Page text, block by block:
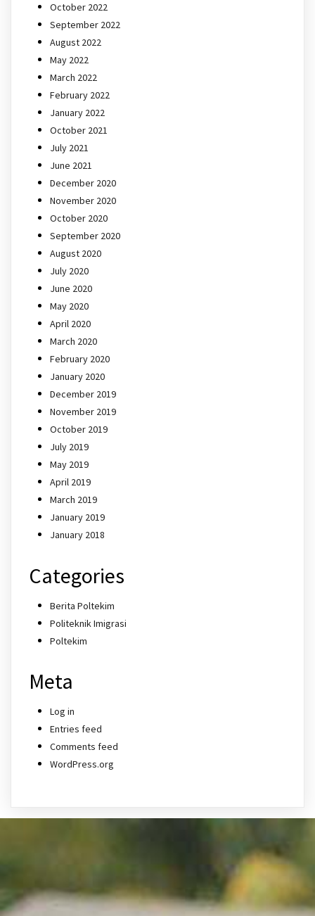
October 2022
September 2022
August 2022
May 2022
March 2022
February 2022
January 2022
October 2021
July 2021
June 2021
December 2020
November 2020
October 2020
September 2020
August 2020
July 2020
June 2020
May 2020
April 2020
March 2020
February 2020
January 2020
December 2019
November 2019
October 2019
July 2019
May 2019
April 2019
March 2019
January 2019
January 2018
Categories
Berita Poltekim
Politeknik Imigrasi
Poltekim
Meta
Log in
Entries feed
Comments feed
WordPress.org